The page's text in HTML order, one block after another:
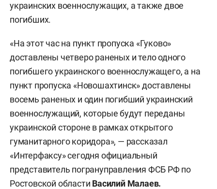
украинских военнослужащих, а также двое
погибших.
«На этот час на пункт пропуска «Гуково»
доставлены четверо раненых и тело одного
погибшего украинского военнослужащего, а на
пункт пропуска «Новошахтинск» доставлены
восемь раненых и один погибший украинский
военнослужащий, которые будут переданы
украинской стороне в рамках открытого
гуманитарного коридора», — рассказал
«Интерфаксу» сегодня официальный
представитель погрануправления ФСБ РФ по
Ростовской области Василий Малаев.